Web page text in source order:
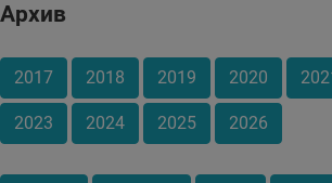
Архив
2017 2018 2019 2020
2023 2024 2025 2026